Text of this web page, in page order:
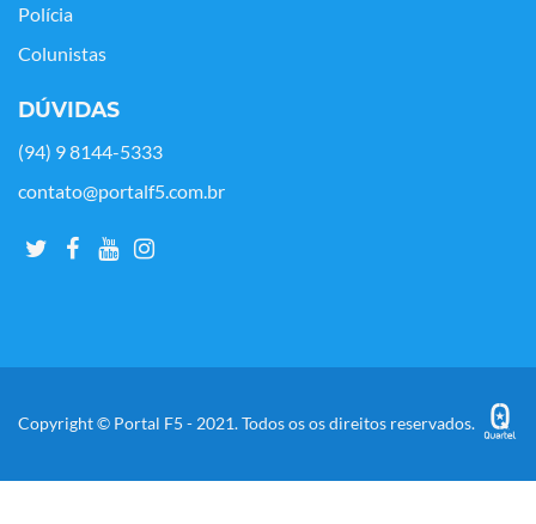
Polícia
Colunistas
DÚVIDAS
(94) 9 8144-5333
contato@portalf5.com.br
Copyright © Portal F5 - 2021. Todos os os direitos reservados.